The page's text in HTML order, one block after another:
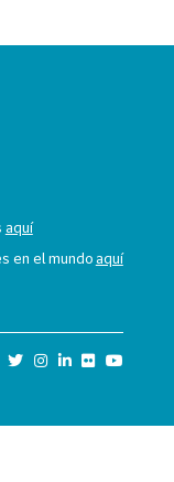
aquí
en el mundoaquí